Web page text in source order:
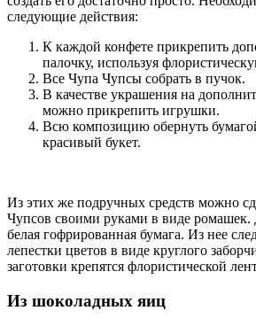
следующие действия:
К каждой конфете прикрепить
палочку, используя
Все Чупа Чупсы собрать в пучок.
В качестве украшения на
можно прикрепить игрушки.
Всю композицию обернуть
красивый букет.
Из этих же подручных средств можно
Чупсов своими руками в виде ромашек.
белая гофрированная бумага. Из нее
лепестки цветов в виде круглого
заготовки крепятся флористической
Из шоколадных яиц